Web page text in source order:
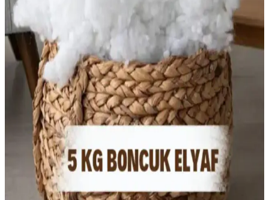
Yatak Dolgu Malzemeleri Seçenekleri: Hollofil ve
Dacron'un Özellikleri ve Avantajları
Hollofil ve Dacron, polyester bazlı yatak dolgu malzemeleri olup,
hava geçirgenliği, dayanıklılık ve alerji karşıtı özellikleriyle öne
çıkar. Uzun ömürlü ve konforlu uyku için ideal tercihlerdir.
Dört Mevsim Yorgan Seçimi ve Dekorasyonda
Kullanım İpuçları
Modern evlerde vazgeçilmez olan dört mevsim yorganlar, farklı
malzeme ve tasarımlarla her mevsime uygun konfor sağlar,
dekorasyonla uyum içinde kullanılır.
En Kaliteli Yastıklar ile Dekorasyonunuza Şıklık
Katmanın Yolları